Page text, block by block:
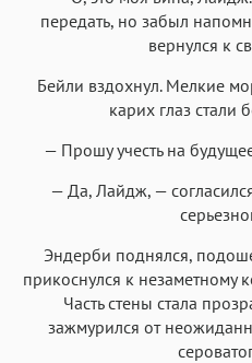
передать, но забыл
вернулся к
Бейли вздохнул. Мелкие
карих глаз стали
— Прошу учесть на
— Да, Лайдж, —
Эндерби поднялся,
прикоснулся к незаметному
Часть стены стала
зажмурился от